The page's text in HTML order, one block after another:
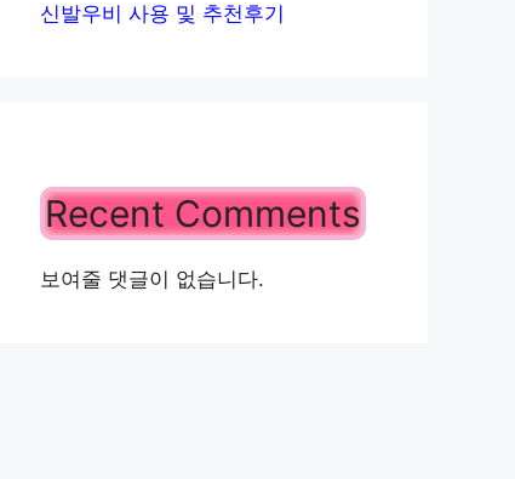
신발우비 사용 및 추천후기
Recent Comments
보여줄 댓글이 없습니다.